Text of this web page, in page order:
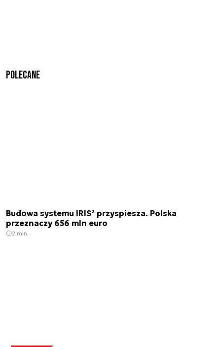
Polecane
Budowa systemu IRIS² przyspiesza. Polska
przeznaczy 656 mln euro
2 min.